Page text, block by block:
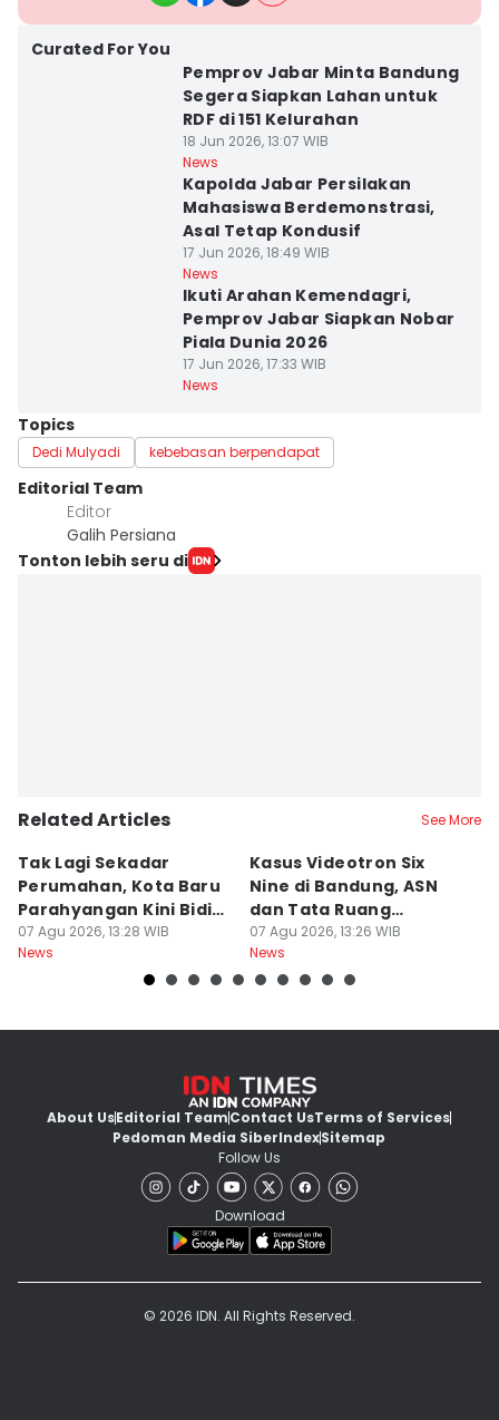
Curated For You
Pemprov Jabar Minta Bandung
Segera Siapkan Lahan untuk
RDF di 151 Kelurahan
18 Jun 2026, 13:07 WIB
News
Kapolda Jabar Persilakan
Mahasiswa Berdemonstrasi,
Asal Tetap Kondusif
17 Jun 2026, 18:49 WIB
News
Ikuti Arahan Kemendagri,
Pemprov Jabar Siapkan Nobar
Piala Dunia 2026
17 Jun 2026, 17:33 WIB
News
Topics
Dedi Mulyadi kebebasan berpendapat
Editorial Team
Editor
Galih Persiana
Tonton lebih seru di
Related Articles See More
Tak Lagi Sekadar
Perumahan, Kota Baru
Parahyangan Kini Bidik
Wisatawan
07 Agu 2026, 13:28 WIB
News
Kasus Videotron Six
Nine di Bandung, ASN
dan Tata Ruang
Diperiksa
07 Agu 2026, 13:26 WIB
News
About UsEditorial TeamContact UsTerms of Services
Pedoman Media SiberIndexSitemap
Follow Us
Download
© 2026 IDN. All Rights Reserved.